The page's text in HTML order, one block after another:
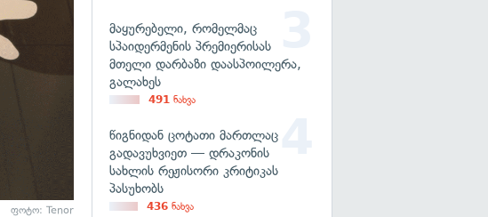
ფოტო: Tenor
მაყურებელი, რომელმაც
სპაიდერმენის პრემიერისას
მთელი დარბაზი დაასპოილერა,
გალახეს
491 ნახვა
წიგნიდან ცოტათი მართლაც
გადავუხვიეთ — დრაკონის
სახლის რეჟისორი კრიტიკას
პასუხობს
436 ნახვა